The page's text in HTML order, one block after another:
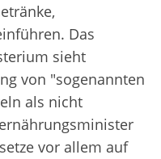
Das
sieht
von "sogenannten
als nicht
vor allem auf